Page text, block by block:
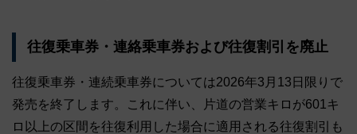
往復乗車券・連絡乗車券および往復割引を廃止
往復乗車券・連続乗車券については2026年3月13日限りで
発売を終了します。これに伴い、片道の営業キロが601キ
ロ以上の区間を往復利用した場合に適用される往復割引も